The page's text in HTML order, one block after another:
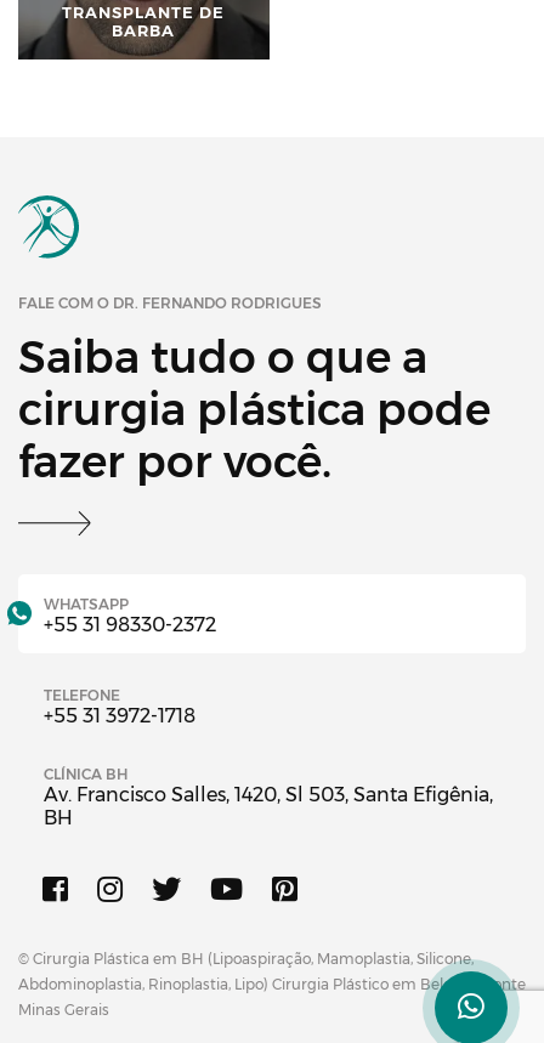
TRANSPLANTE DE
BARBA
FALE COM O DR. FERNANDO RODRIGUES
Saiba tudo o que a
cirurgia plástica pode
fazer por você.
WHATSAPP
+55 31 98330-2372
TELEFONE
+55 31 3972-1718
CLÍNICA BH
Av. Francisco Salles, 1420, Sl 503, Santa Efigênia,
BH
© Cirurgia Plástica em BH (Lipoaspiração, Mamoplastia, Silicone,
Abdominoplastia, Rinoplastia, Lipo) Cirurgia Plástico em Belo Horizonte
Minas Gerais